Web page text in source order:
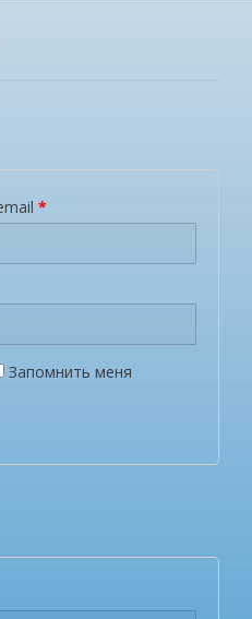
*
Запомнить меня